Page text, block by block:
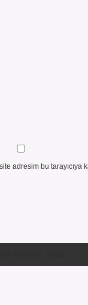
adresim bu tarayıcıya